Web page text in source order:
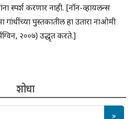
स्पर्श करणार नाही. [नॉन-व्हायलन्स
गांधींच्या पुस्तकातील हा उतारा नाओमी
२००७) उद्धृत करते.]
शोधा